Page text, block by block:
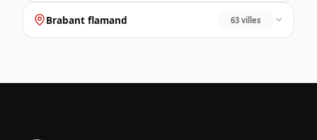
Brabant flamand 63 villes